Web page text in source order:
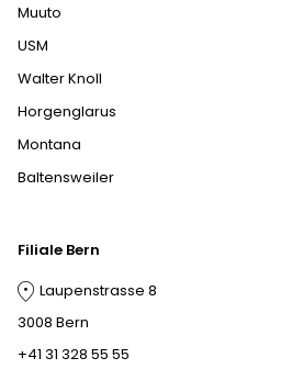
Muuto
USM
Walter Knoll
Horgenglarus
Montana
Baltensweiler
Filiale Bern
Laupenstrasse 8
3008 Bern
+41 31 328 55 55